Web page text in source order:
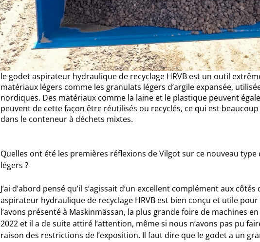
le godet aspirateur hydraulique de recyclage HRVB est un outil
matériaux légers comme les granulats légers d’argile expansée,
nordiques. Des matériaux comme la laine et le plastique peuvent
peuvent de cette façon être réutilisés ou recyclés, ce qui est
dans le conteneur à déchets mixtes.
Quelles ont été les premières réflexions de Vilgot sur ce nouveau
légers ?
J’ai d’abord pensé qu’il s’agissait d’un excellent complément aux
aspirateur hydraulique de recyclage HRVB est bien conçu et utile
l’avons présenté à Maskinmässan, la plus grande foire de machines
2022 et il a de suite attiré l’attention, même si nous n’avons pas pu
raison des restrictions de l’exposition. Il faut dire que le godet a un